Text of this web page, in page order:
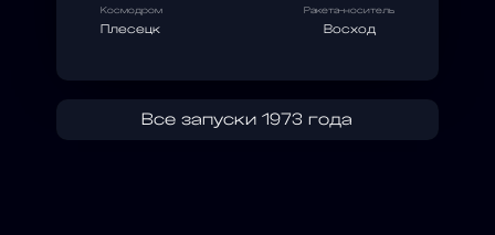
Космодром
Плесецк
Ракета-носитель
Восход
Все запуски 1973 года